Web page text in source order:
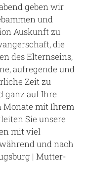
geben wir
und
Auskunft zu
die
des Elternseins,
aufregende und
Zeit zu
ganz auf Ihre
Monate mit Ihrem
Sie unsere
mit viel
und nach
| Mutter-